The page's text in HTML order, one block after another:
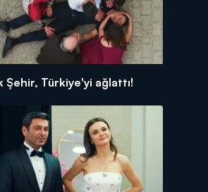
Şehir, Türkiye'yi ağlattı!